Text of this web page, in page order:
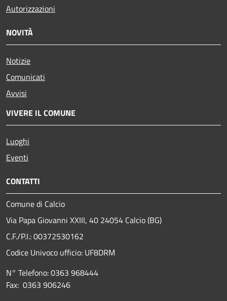
Autorizzazioni
NOVITÀ
Notizie
Comunicati
Avvisi
VIVERE IL COMUNE
Luoghi
Eventi
CONTATTI
Comune di Calcio
Via Papa Giovanni XXIII, 40 24054 Calcio (BG)
C.F./P.I.: 00372530162
Codice Univoco ufficio: UF8DRM
N° Telefono: 0363 968444
Fax: 0363 906246